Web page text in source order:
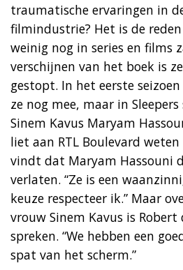
traumatische ervaringen in
filmindustrie? Het is de
weinig nog in series en films
verschijnen van het boek is
gestopt. In het eerste seizoen
ze nog mee, maar in
Sinem Kavus Maryam
liet aan RTL Boulevard
vindt dat Maryam Hassouni
verlaten. “Ze is een
keuze respecteer ik.” Maar
vrouw Sinem Kavus is Robert
spreken. “We hebben een
spat van het scherm.”